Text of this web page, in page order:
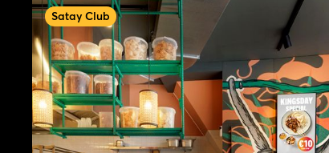
Satay Club